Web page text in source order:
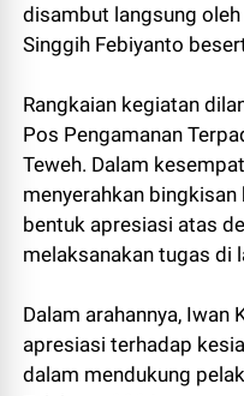
disambut langsung
Singgih Febiyanto
Rangkaian kegiatan
Pos Pengamanan
Teweh. Dalam
menyerahkan
bentuk apresiasi atas
melaksanakan tugas di
Dalam arahannya, Iwan
apresiasi terhadap
dalam mendukung